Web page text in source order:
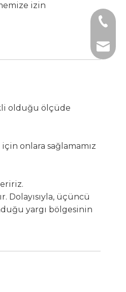
izin
olduğu ölçüde
onlara sağlamamız
Dolayısıyla, üçüncü
yargı bölgesinin
+1
+86-